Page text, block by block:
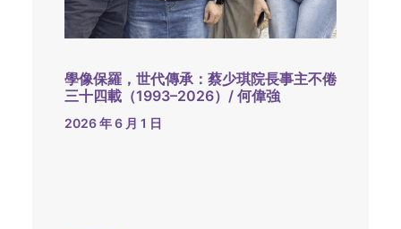
學像保羅，世代傳承：蔡少琪院長事主不倦
三十四載（1993–2026）/ 何偉強
2026 年 6 月 1 日